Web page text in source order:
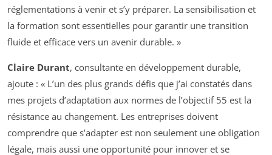
réglementations à venir et s’y préparer. La sensibilisation et
la formation sont essentielles pour garantir une transition
fluide et efficace vers un avenir durable. »
Claire Durant, consultante en développement durable,
ajoute : « L’un des plus grands défis que j’ai constatés dans
mes projets d’adaptation aux normes de l’objectif 55 est la
résistance au changement. Les entreprises doivent
comprendre que s’adapter est non seulement une obligation
légale, mais aussi une opportunité pour innover et se